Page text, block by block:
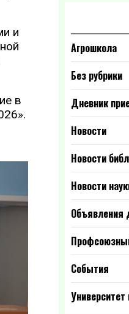
и
в
Агрошкола
Без рубрики
Дневник
Новости
Новости
Новости
Объявления
События